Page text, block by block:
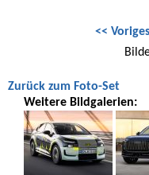
<<
Zurück zum Foto-Set
Weitere Bildgalerien: